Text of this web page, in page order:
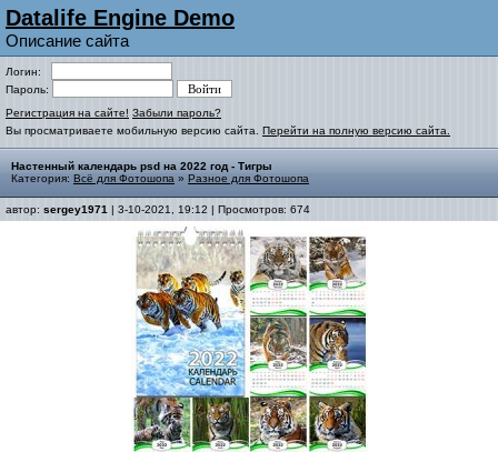
Datalife Engine Demo
Описание сайта
Логин:
Пароль:
Регистрация на сайте! Забыли пароль?
Вы просматриваете мобильную версию сайта. Перейти на полную версию сайта.
Настенный календарь psd на 2022 год - Тигры
Категория: Всё для Фотошопа » Разное для Фотошопа
автор: sergey1971 | 3-10-2021, 19:12 | Просмотров: 674